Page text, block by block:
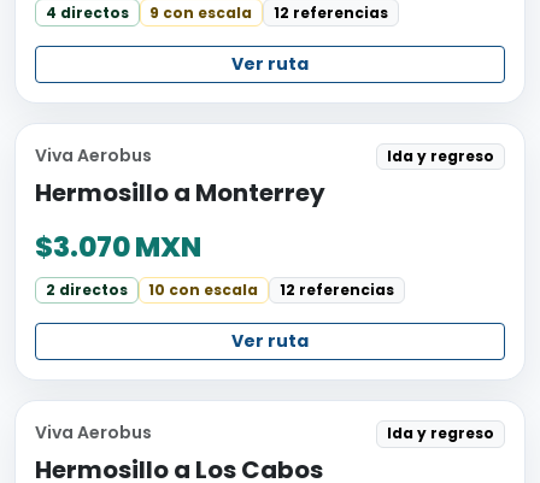
4 directos 9 con escala 12 referencias
Ver ruta
Viva Aerobus
Hermosillo a Monterrey
Ida y regreso
$3.070 MXN
2 directos 10 con escala 12 referencias
Ver ruta
Viva Aerobus
Hermosillo a Los Cabos
Ida y regreso